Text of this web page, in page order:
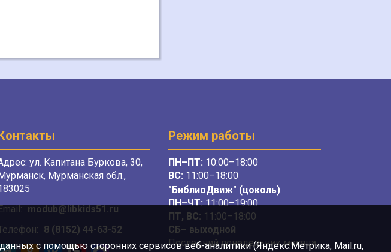
ул. Капитана Буркова, 30,
Мурманская обл.,
modub@libkids51.ru
8 (8152) 44-63-52
Режим работы
ПН–ПТ: 10:00–18:00
ВС: 11:00–18:00
"БиблиоДвиж" (цоколь):
ПН–ЧТ:11:00–19:00
ПТ, ВС: 11:00–18:00
СБ– выходной
Последний понедельник месяца
с помощью сторонних сервисов веб-аналитики (Яндекс.Метрика, Mail.ru,